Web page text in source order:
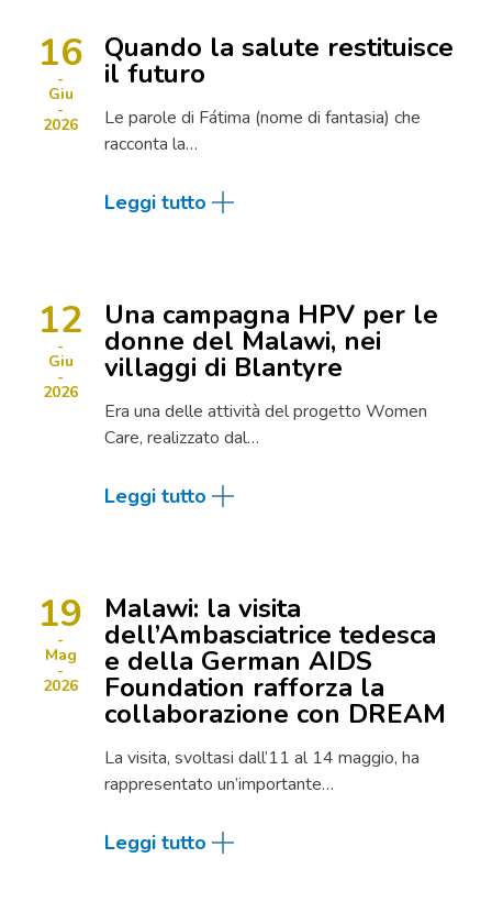
16
Giu
2026
Quando la salute restituisce
il futuro
Le parole di Fátima (nome di fantasia) che
racconta la…
Leggi tutto
12
Giu
2026
Una campagna HPV per le
donne del Malawi, nei
villaggi di Blantyre
Era una delle attività del progetto Women
Care, realizzato dal…
Leggi tutto
19
Mag
2026
Malawi: la visita
dell’Ambasciatrice tedesca
e della German AIDS
Foundation rafforza la
collaborazione con DREAM
La visita, svoltasi dall’11 al 14 maggio, ha
rappresentato un’importante…
Leggi tutto